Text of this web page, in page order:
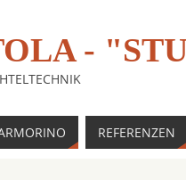
-
REFERENZEN